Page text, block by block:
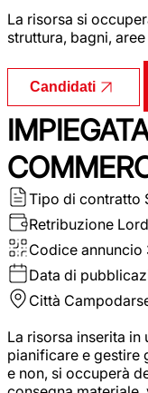
La risorsa si
struttura, bagni,
Candidati
Tipo di contratto
Retribuzione
Codice annuncio
Data di
Città
La risorsa inserita
pianificare e gestire
e non, si occuperà